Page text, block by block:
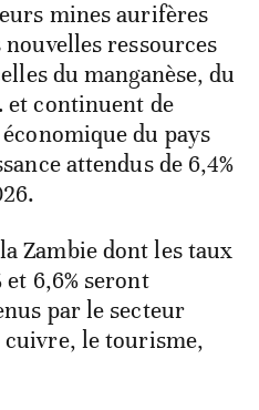
mines aurifères
ressources
du manganèse, du
continuent de
du pays
attendus de 6,4%
Zambie dont les taux
et 6,6% seront
par le secteur
le tourisme,